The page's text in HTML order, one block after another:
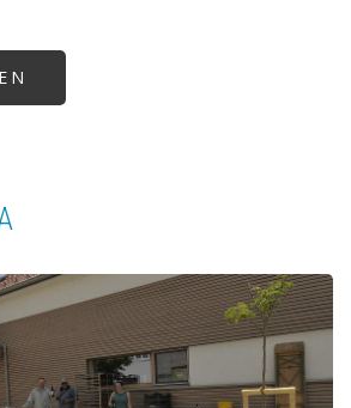
BAUAUFSICHT